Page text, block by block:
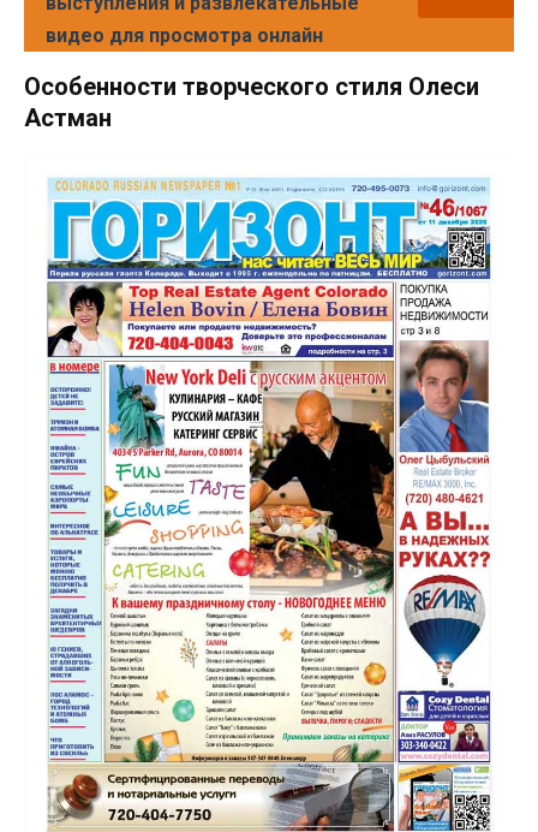
видео для просмотра онлайн
Особенности творческого стиля Олеси
Астман